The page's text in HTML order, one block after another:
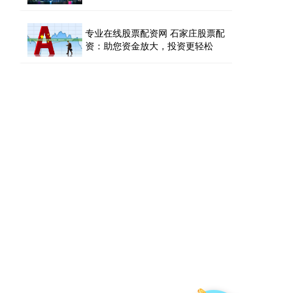
专业在线股票配资网 石家庄股票配
资：助您资金放大，投资更轻松